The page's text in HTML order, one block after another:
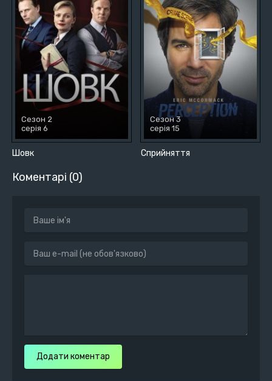
Шовк
Сезон 2
серія 6
Сприйняття
Сезон 3
серія 15
Коментарі (0)
Додати коментар